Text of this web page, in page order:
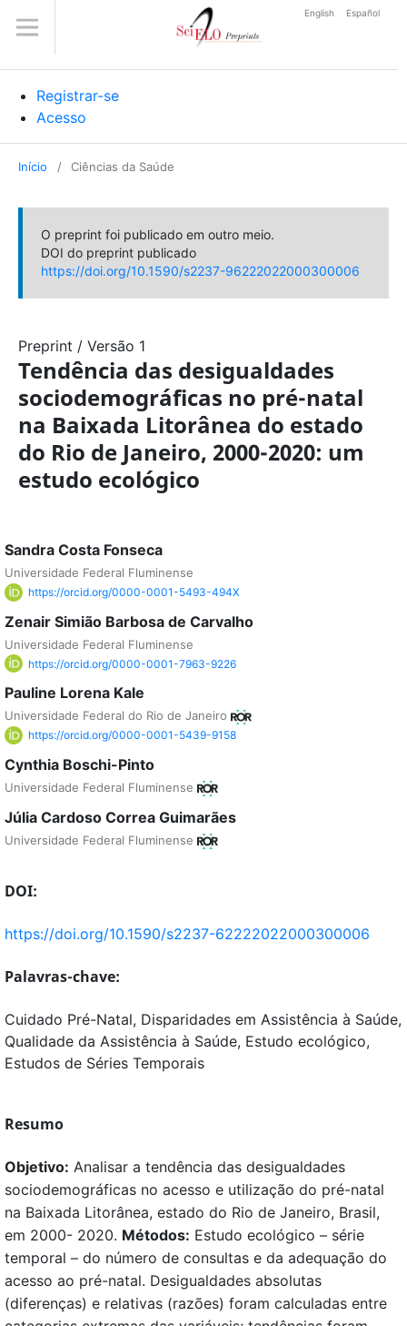
Registrar-se
Acesso
English Español
Início / Ciências da Saúde
O preprint foi publicado em outro meio.
DOI do preprint publicado
https://doi.org/10.1590/s2237-96222022000300006
Preprint / Versão 1
Tendência das desigualdades
sociodemográficas no pré-natal
na Baixada Litorânea do estado
do Rio de Janeiro, 2000-2020: um
estudo ecológico
Sandra Costa Fonseca
Universidade Federal Fluminense
https://orcid.org/0000-0001-5493-494X
Zenair Simião Barbosa de Carvalho
Universidade Federal Fluminense
https://orcid.org/0000-0001-7963-9226
Pauline Lorena Kale
Universidade Federal do Rio de Janeiro
https://orcid.org/0000-0001-5439-9158
Cynthia Boschi-Pinto
Universidade Federal Fluminense
Júlia Cardoso Correa Guimarães
Universidade Federal Fluminense
DOI:
https://doi.org/10.1590/s2237-62222022000300006
Palavras-chave:
Cuidado Pré-Natal, Disparidades em Assistência à Saúde,
Qualidade da Assistência à Saúde, Estudo ecológico,
Estudos de Séries Temporais
Resumo
Objetivo: Analisar a tendência das desigualdades
sociodemográficas no acesso e utilização do pré-natal
na Baixada Litorânea, estado do Rio de Janeiro, Brasil,
em 2000- 2020. Métodos: Estudo ecológico – série
temporal – do número de consultas e da adequação do
acesso ao pré-natal. Desigualdades absolutas
(diferenças) e relativas (razões) foram calculadas entre